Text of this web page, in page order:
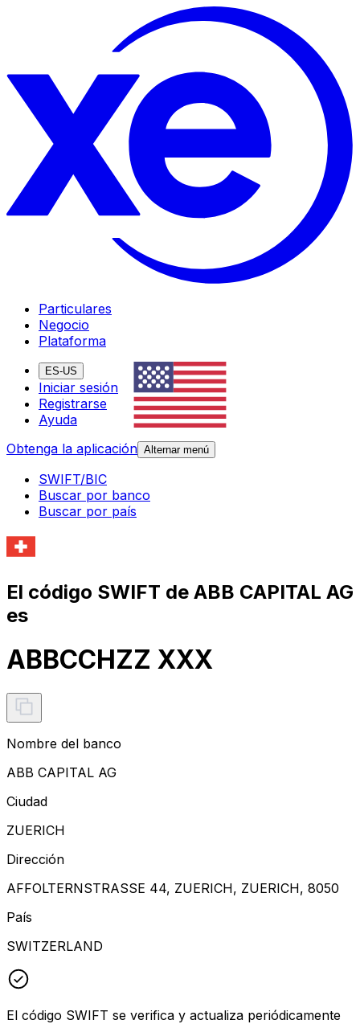
Particulares
Negocio
Plataforma
ES-US
Iniciar sesión
Registrarse
Ayuda
Obtenga la aplicación Alternar menú
SWIFT/BIC
Buscar por banco
Buscar por país
El código SWIFT de ABB CAPITAL AG
es
ABBCCHZZ XXX
Nombre del banco
ABB CAPITAL AG
Ciudad
ZUERICH
Dirección
AFFOLTERNSTRASSE 44, ZUERICH, ZUERICH, 8050
País
SWITZERLAND
El código SWIFT se verifica y actualiza periódicamente